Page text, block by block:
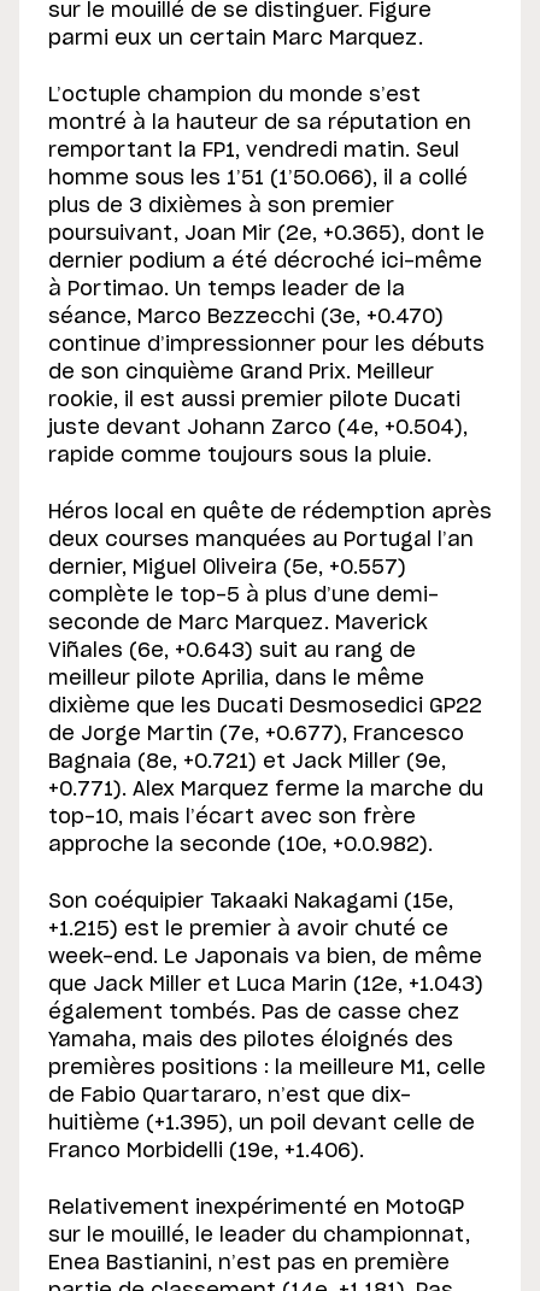
sur le mouillé de se distinguer. Figure
parmi eux un certain Marc Marquez.
L’octuple champion du monde s’est
montré à la hauteur de sa réputation en
remportant la FP1, vendredi matin. Seul
homme sous les 1’51 (1’50.066), il a collé
plus de 3 dixièmes à son premier
poursuivant, Joan Mir (2e, +0.365), dont le
dernier podium a été décroché ici-même
à Portimao. Un temps leader de la
séance, Marco Bezzecchi (3e, +0.470)
continue d’impressionner pour les débuts
de son cinquième Grand Prix. Meilleur
rookie, il est aussi premier pilote Ducati
juste devant Johann Zarco (4e, +0.504),
rapide comme toujours sous la pluie.
Héros local en quête de rédemption après
deux courses manquées au Portugal l’an
dernier, Miguel Oliveira (5e, +0.557)
complète le top-5 à plus d’une demi-
seconde de Marc Marquez. Maverick
Viñales (6e, +0.643) suit au rang de
meilleur pilote Aprilia, dans le même
dixième que les Ducati Desmosedici GP22
de Jorge Martin (7e, +0.677), Francesco
Bagnaia (8e, +0.721) et Jack Miller (9e,
+0.771). Alex Marquez ferme la marche du
top-10, mais l’écart avec son frère
approche la seconde (10e, +0.0.982).
Son coéquipier Takaaki Nakagami (15e,
+1.215) est le premier à avoir chuté ce
week-end. Le Japonais va bien, de même
que Jack Miller et Luca Marin (12e, +1.043)
également tombés. Pas de casse chez
Yamaha, mais des pilotes éloignés des
premières positions : la meilleure M1, celle
de Fabio Quartararo, n’est que dix-
huitième (+1.395), un poil devant celle de
Franco Morbidelli (19e, +1.406).
Relativement inexpérimenté en MotoGP
sur le mouillé, le leader du championnat,
Enea Bastianini, n’est pas en première